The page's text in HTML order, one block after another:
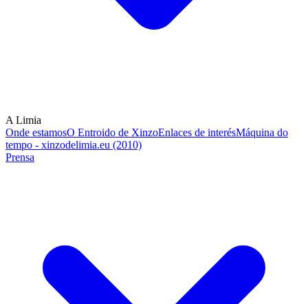
A Limia
Onde estamosO Entroido de XinzoEnlaces de interésMáquina do
tempo - xinzodelimia.eu (2010)
Prensa